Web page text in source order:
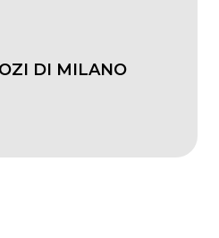
DI MILANO